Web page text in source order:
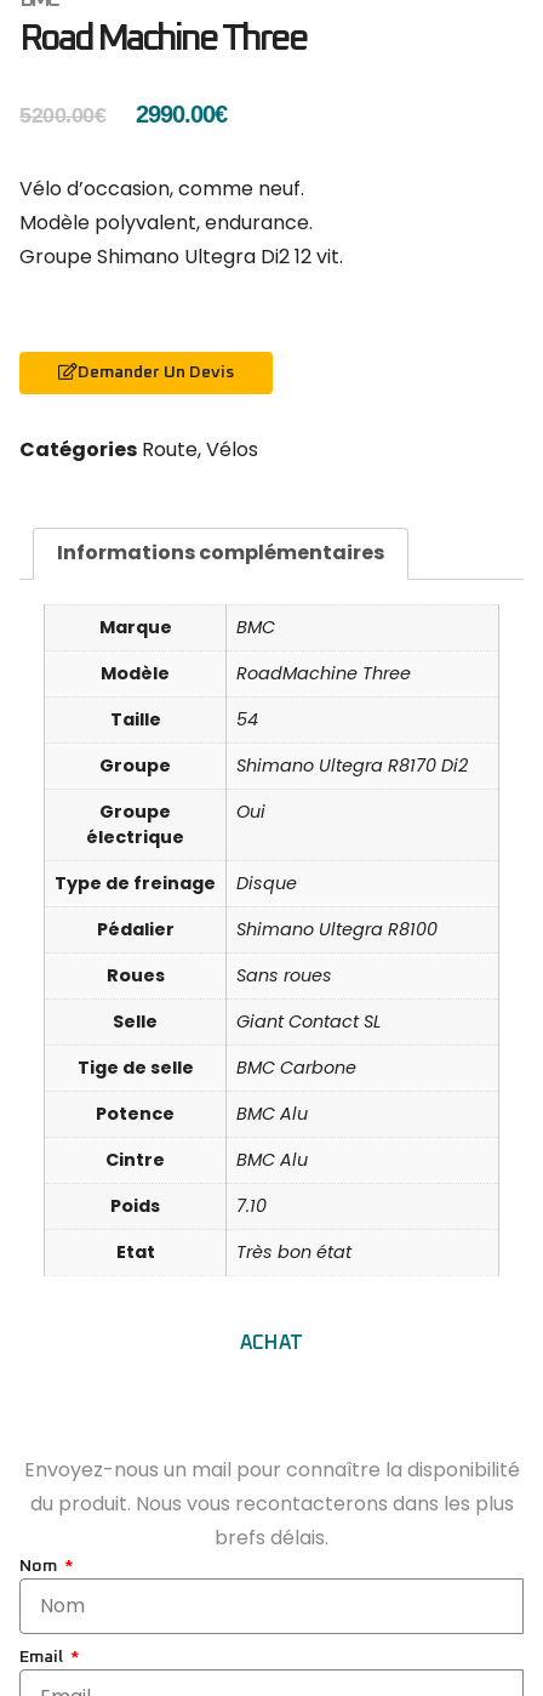
Road Machine Three
5200.00€ 2990.00€
Vélo d’occasion, comme neuf.
Modèle polyvalent, endurance.
Groupe Shimano Ultegra Di2 12 vit.
Demander Un Devis
Catégories Route,Vélos
Informations complémentaires
Marque
BMC
Modèle
RoadMachine Three
Taille
54
Groupe
Shimano Ultegra R8170 Di2
Groupe
électrique
Oui
Type de freinage
Disque
Pédalier
Shimano Ultegra R8100
Roues
Sans roues
Selle
Giant Contact SL
Tige de selle
BMC Carbone
Potence
BMC Alu
Cintre
BMC Alu
Poids
7.10
Etat
Très bon état
ACHAT
Envoyez-nous un mail pour connaître la disponibilité
du produit. Nous vous recontacterons dans les plus
brefs délais.
Nom
Email